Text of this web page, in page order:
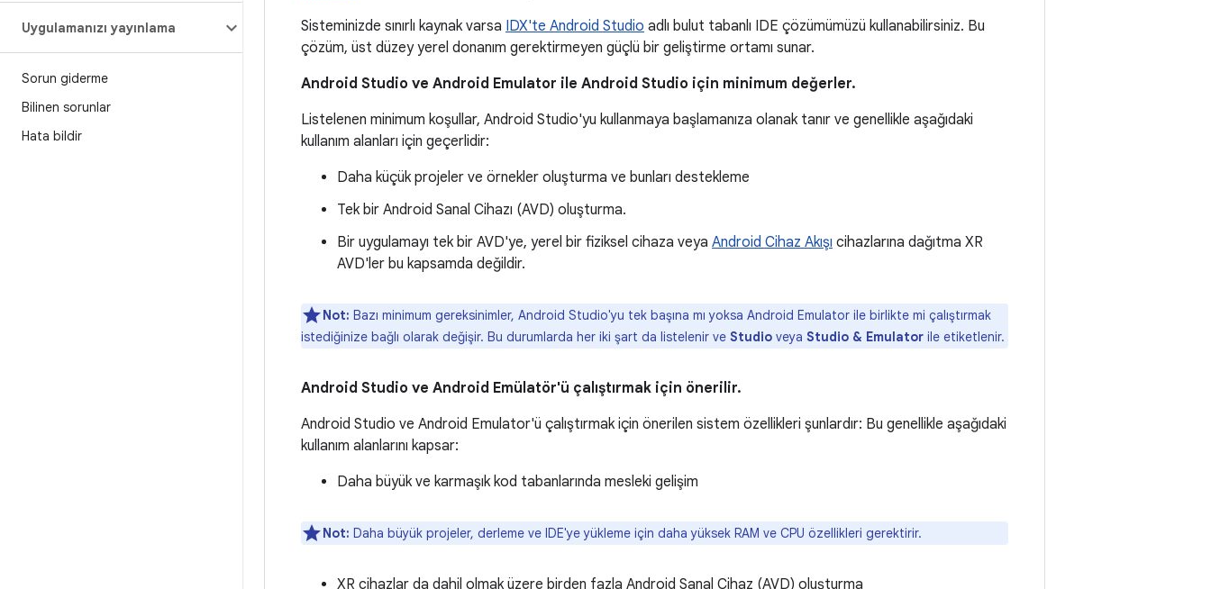
Uygulamanızı yayınlama
Sorun giderme
Bilinen sorunlar
Hata bildir
Sisteminizde sınırlı kaynak varsa IDX'te Android Studio adlı bulut tabanlı IDE çözümümüzü kullanabilirsiniz. Bu
çözüm, üst düzey yerel donanım gerektirmeyen güçlü bir geliştirme ortamı sunar.
Android Studio ve Android Emulator ile Android Studio için minimum değerler.
Listelenen minimum koşullar, Android Studio'yu kullanmaya başlamanıza olanak tanır ve genellikle aşağıdaki
kullanım alanları için geçerlidir:
Daha küçük projeler ve örnekler oluşturma ve bunları destekleme
Tek bir Android Sanal Cihazı (AVD) oluşturma.
Bir uygulamayı tek bir AVD'ye, yerel bir fiziksel cihaza veya Android Cihaz Akışı cihazlarına dağıtma XR
AVD'ler bu kapsamda değildir.
Not: Bazı minimum gereksinimler, Android Studio'yu tek başına mı yoksa Android Emulator ile birlikte mi çalıştırmak
istediğinize bağlı olarak değişir. Bu durumlarda her iki şart da listelenir ve Studio veya Studio & Emulator ile etiketlenir.
Android Studio ve Android Emülatör'ü çalıştırmak için önerilir.
Android Studio ve Android Emulator'ü çalıştırmak için önerilen sistem özellikleri şunlardır: Bu genellikle aşağıdaki
kullanım alanlarını kapsar:
Daha büyük ve karmaşık kod tabanlarında mesleki gelişim
Not: Daha büyük projeler, derleme ve IDE'ye yükleme için daha yüksek RAM ve CPU özellikleri gerektirir.
XR cihazlar da dahil olmak üzere birden fazla Android Sanal Cihaz (AVD) oluşturma